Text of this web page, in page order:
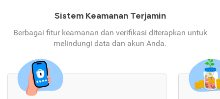
Sistem Keamanan Terjamin
Berbagai fitur keamanan dan verifikasi diterapkan untuk
melindungi data dan akun Anda.